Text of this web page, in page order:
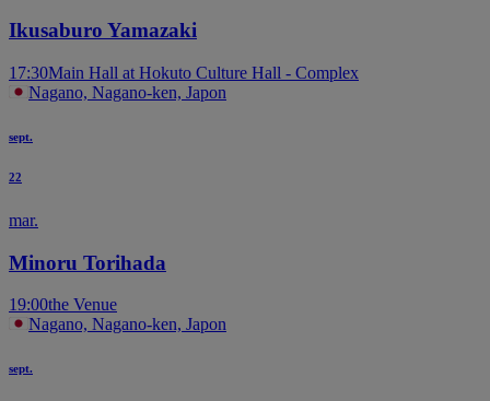
Ikusaburo Yamazaki
17:30Main Hall at Hokuto Culture Hall - Complex
Nagano, Nagano-ken, Japon
sept.
22
mar.
Minoru Torihada
19:00the Venue
Nagano, Nagano-ken, Japon
sept.